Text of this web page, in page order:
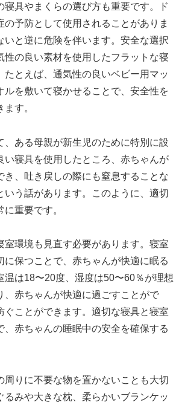
寝具やまくらの選び方も重要です。ド
の予防として使用されることがありま
いと逆に危険を伴います。安全な選択
性の良い素材を使用したフラットな寝
たとえば、通気性の良いベビー用マッ
ルを敷いて寝かせることで、安全性を
す。
、ある母親が新生児のために特別に設
い寝具を使用したところ、赤ちゃんが
き、吐き戻しの際にも窒息することな
いう話があります。このように、適切
重要です。
室環境も見直す必要があります。寝室
に保つことで、赤ちゃんが快適に眠る
温は18〜20度、湿度は50〜60％が理想
、赤ちゃんが快適に過ごすことがで
ぐことができます。適切な寝具と寝室
、赤ちゃんの睡眠中の安全を確保する
周りに不要な物を置かないことも大切
るみや大きな枕、柔らかいブランケッ